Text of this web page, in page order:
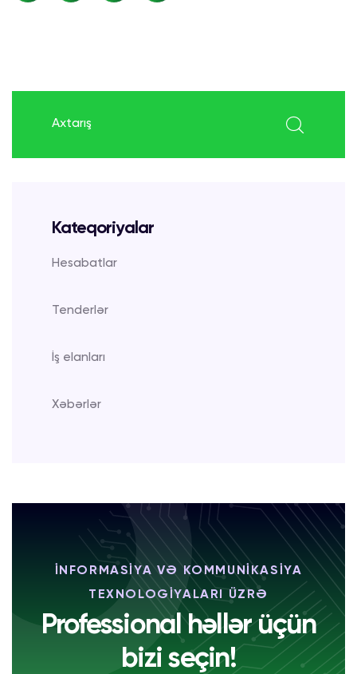
Kateqoriyalar
Hesabatlar
Tenderlər
İş elanları
Xəbərlər
İNFORMASİYA VƏ KOMMUNİKASİYA
TEXNOLOGİYALARI ÜZRƏ
Professional həllər üçün
bizi seçin!